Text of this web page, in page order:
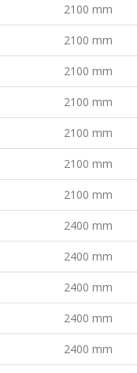
2100 mm
2100 mm
2100 mm
2100 mm
2100 mm
2100 mm
2100 mm
2400 mm
2400 mm
2400 mm
2400 mm
2400 mm